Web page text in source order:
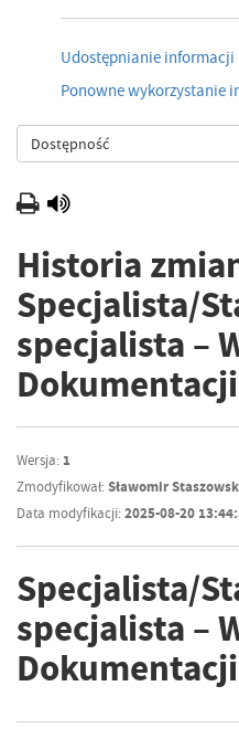
Udostępnianie
Ponowne wykorzystanie
Dostępność
Historia
Specjalista/
specjalista –
Wersja: 1
Zmodyfikował:Sławomir
Data modyfikacji:2025-08-20
Specjalista/
specjalista –